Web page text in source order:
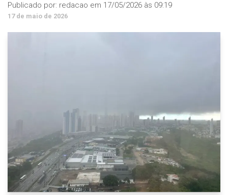
Publicado por: redacao em 17/05/2026 às 09:19
17 de maio de 2026